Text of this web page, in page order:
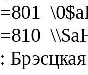
=801
=810
: